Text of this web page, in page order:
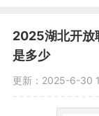
2025湖北开放
是多少
更新：2025-6-30